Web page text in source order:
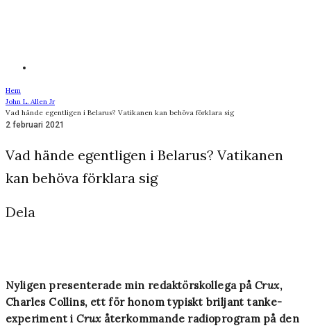
Hem
John L. Allen Jr
Vad hände egentligen i Belarus? Vatikanen kan behöva förklara sig
2 februari 2021
Vad hände egentligen i Belarus? Vatikanen
kan behöva förklara sig
Dela
Nyligen presenterade min redaktörskollega på Crux,
Charles Collins, ett för honom typiskt briljant tanke­
experiment iCruxåterkommande radioprogram på den